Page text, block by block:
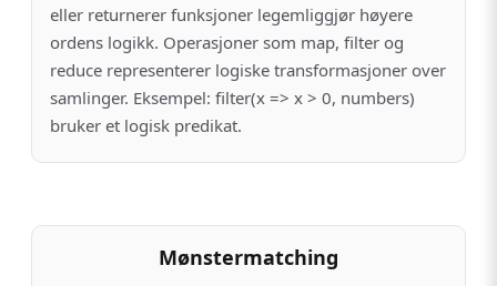
eller returnerer funksjoner legemliggjør høyere
ordens logikk. Operasjoner som map, filter og
reduce representerer logiske transformasjoner over
samlinger. Eksempel: filter(x => x > 0, numbers)
bruker et logisk predikat.
Mønstermatching